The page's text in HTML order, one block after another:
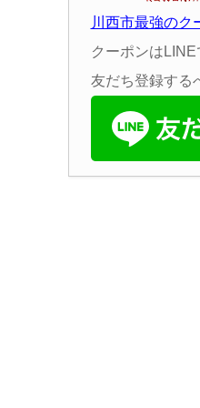
川西市最強のク
クーポンはLINE
友だち登録する